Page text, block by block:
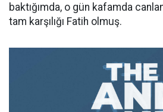
baktığımda, o gün kafamda
tam karşılığı Fatih olmuş.